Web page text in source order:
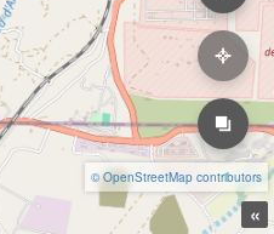
«
© OpenStreetMap contributors